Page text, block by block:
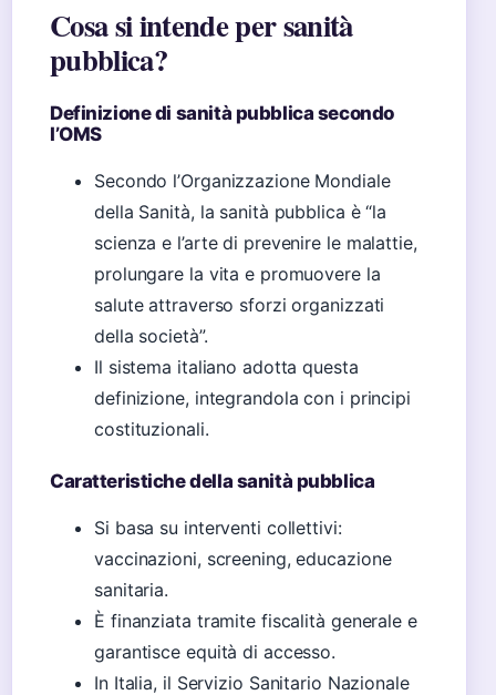
Cosa si intende per sanità
pubblica?
Definizione di sanità pubblica secondo
l’OMS
Secondo l’Organizzazione Mondiale
della Sanità, la sanità pubblica è “la
scienza e l’arte di prevenire le malattie,
prolungare la vita e promuovere la
salute attraverso sforzi organizzati
della società”.
Il sistema italiano adotta questa
definizione, integrandola con i principi
costituzionali.
Caratteristiche della sanità pubblica
Si basa su interventi collettivi:
vaccinazioni, screening, educazione
sanitaria.
È finanziata tramite fiscalità generale e
garantisce equità di accesso.
In Italia, il Servizio Sanitario Nazionale